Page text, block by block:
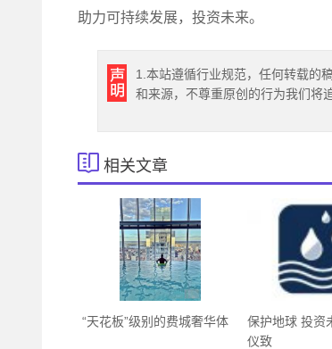
助力可持续发展，投资未来。
1.本站遵循行业规范，任何转载的
和来源，不尊重原创的行为我们将
相关文章
“天花板”级别的费城奢华体
保护地球 投资
仪致